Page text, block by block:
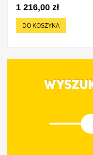
1 216,00 zł
DO KOSZYKA